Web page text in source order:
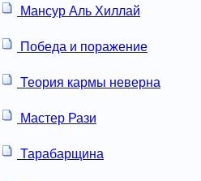
Мансур Аль Хиллай
Победа и поражение
Теория кармы неверна
Мастер Рази
Тарабарщина